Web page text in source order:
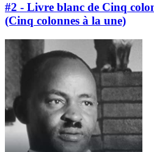
#2 - Livre blanc de Cinq
(Cinq colonnes à la une)